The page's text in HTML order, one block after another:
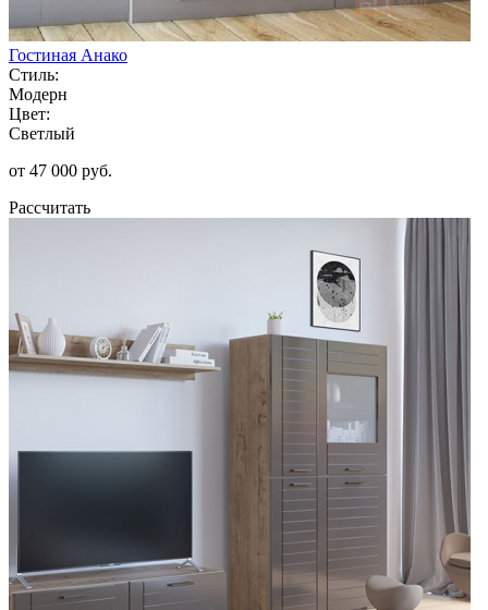
Гостиная Анако
Стиль:
Модерн
Цвет:
Светлый
от 47 000 руб.
Рассчитать